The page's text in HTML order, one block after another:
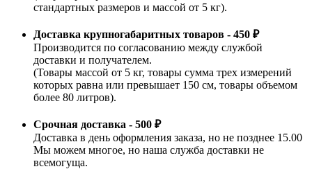
стандартных размеров и массой от 5 кг).
Доставка крупногабаритных товаров - 450 ₽
Производится по согласованию между службой
доставки и получателем.
(Товары массой от 5 кг, товары сумма трех измерений
которых равна или превышает 150 см, товары объемом
более 80 литров).
Срочная доставка - 500 ₽
Доставка в день оформления заказа, но не позднее 15.00
Мы можем многое, но наша служба доставки не
всемогуща.